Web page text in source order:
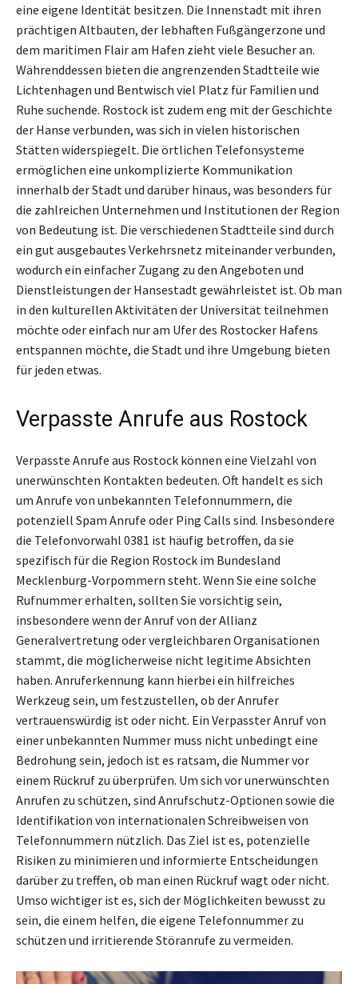
eine eigene Identität besitzen. Die Innenstadt mit ihren
prächtigen Altbauten, der lebhaften Fußgängerzone und
dem maritimen Flair am Hafen zieht viele Besucher an.
Währenddessen bieten die angrenzenden Stadtteile wie
Lichtenhagen und Bentwisch viel Platz für Familien und
Ruhe suchende. Rostock ist zudem eng mit der Geschichte
der Hanse verbunden, was sich in vielen historischen
Stätten widerspiegelt. Die örtlichen Telefonsysteme
ermöglichen eine unkomplizierte Kommunikation
innerhalb der Stadt und darüber hinaus, was besonders für
die zahlreichen Unternehmen und Institutionen der Region
von Bedeutung ist. Die verschiedenen Stadtteile sind durch
ein gut ausgebautes Verkehrsnetz miteinander verbunden,
wodurch ein einfacher Zugang zu den Angeboten und
Dienstleistungen der Hansestadt gewährleistet ist. Ob man
in den kulturellen Aktivitäten der Universität teilnehmen
möchte oder einfach nur am Ufer des Rostocker Hafens
entspannen möchte, die Stadt und ihre Umgebung bieten
für jeden etwas.
Verpasste Anrufe aus Rostock
Verpasste Anrufe aus Rostock können eine Vielzahl von
unerwünschten Kontakten bedeuten. Oft handelt es sich
um Anrufe von unbekannten Telefonnummern, die
potenziell Spam Anrufe oder Ping Calls sind. Insbesondere
die Telefonvorwahl 0381 ist häufig betroffen, da sie
spezifisch für die Region Rostock im Bundesland
Mecklenburg-Vorpommern steht. Wenn Sie eine solche
Rufnummer erhalten, sollten Sie vorsichtig sein,
insbesondere wenn der Anruf von der Allianz
Generalvertretung oder vergleichbaren Organisationen
stammt, die möglicherweise nicht legitime Absichten
haben. Anruferkennung kann hierbei ein hilfreiches
Werkzeug sein, um festzustellen, ob der Anrufer
vertrauenswürdig ist oder nicht. Ein Verpasster Anruf von
einer unbekannten Nummer muss nicht unbedingt eine
Bedrohung sein, jedoch ist es ratsam, die Nummer vor
einem Rückruf zu überprüfen. Um sich vor unerwünschten
Anrufen zu schützen, sind Anrufschutz-Optionen sowie die
Identifikation von internationalen Schreibweisen von
Telefonnummern nützlich. Das Ziel ist es, potenzielle
Risiken zu minimieren und informierte Entscheidungen
darüber zu treffen, ob man einen Rückruf wagt oder nicht.
Umso wichtiger ist es, sich der Möglichkeiten bewusst zu
sein, die einem helfen, die eigene Telefonnummer zu
schützen und irritierende Störanrufe zu vermeiden.